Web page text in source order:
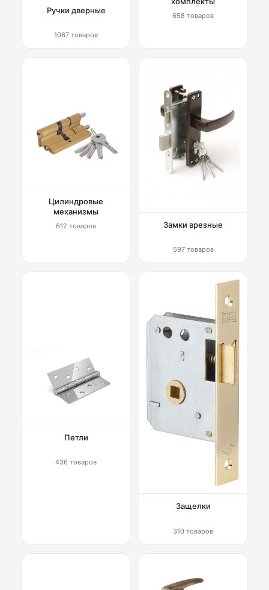
Ручки дверные
1067 товаров
658 товаров
Цилиндровые
механизмы
612 товаров Замки врезные
597 товаров
Петли
436 товаров
Защелки
310 товаров